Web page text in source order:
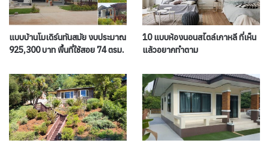
แบบบ้านโมเดิร์นทันสมัย งบประมาณ
925,300 บาท พื้นที่ใช้สอย 74 ตรม.
10 แบบห้องนอนสไตล์เกาหลี ที่เห็น
แล้วอยากทำตาม